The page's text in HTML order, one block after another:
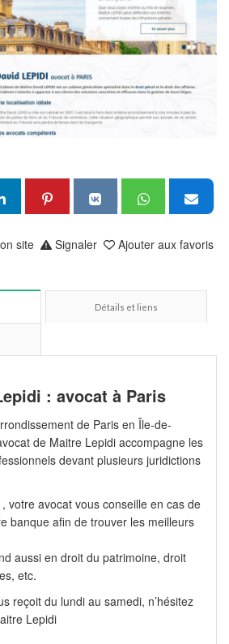
Ajouter aux favoris
Signaler
site
Détails et liens
: avocat à Paris
de Paris en Île-de-
de Maitre Lepidi accompagne les
devant plusieurs juridictions
votre avocat vous conseille en cas de
banque afin de trouver les meilleurs
aussi en droit du patrimoine, droit
etc.
reçoit du lundi au samedi, n’hésitez
Lepidi